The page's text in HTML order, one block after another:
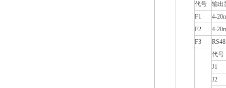
代号
输出
F1
4-
F2
4-
F3
代号
J1
J2